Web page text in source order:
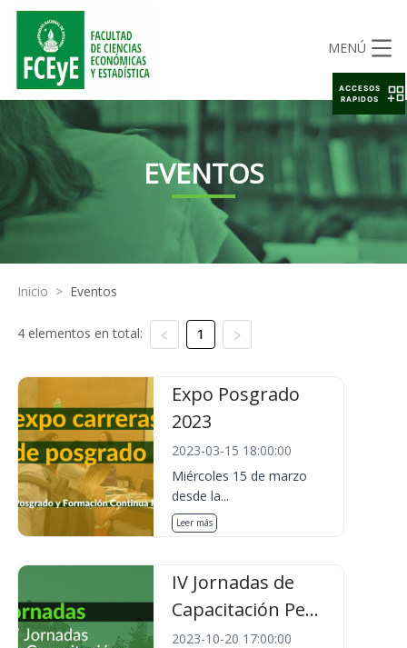
MENÚ
EVENTOS
Inicio > Eventos
4 elementos en total: 1
Expo Posgrado
2023
2023-03-15 18:00:00
Miércoles 15 de marzo
desde la...
Leer más
IV Jornadas de
Capacitación Pe...
2023-10-20 17:00:00
ACCESOS
RAPIDOS